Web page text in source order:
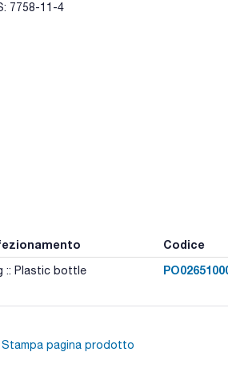
7758-11-4
Codice
:: Plastic bottle
Stampa pagina prodotto